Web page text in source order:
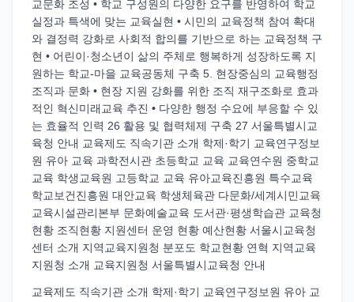
교문화 조성 • 학교 구성원의 다양한 요구를 반영하여 학교
실정과 특색에 맞는 교육실현 • 시민의 교육정책 참여 확대
와 결정력 강화로 사회적 합의를 기반으로 하는 교육정책 구
현 • 어린이·청소년이 삶의 주체로 행복하게 성장하도록 지
원하는 학교-마을 교육공동체 구축 5. 현장중심의 교육행정
조직과 문화 • 현장 지원 강화를 위한 조직 재구조화로 효과
적인 혁신미래교육 추진 • 다양한 행정 수요에 부응할 수 있
는 효율적 인력 26 활용 및 협력체제 구축 27 서울특별시교
육청 안내 교육제도 직속기관 소개 학제·학기 교육연구정보
원 유아 교육 과학전시관 초등학교 교육 교육연수원 중학교
교육 학생교육원 고등학교 교육 유아교육진흥원 특수교육
학교보건진흥원 대안교육 학생체육관 다문화/세계시민교육
교육시설관리본부 문화예술교육 도서관·평생학습관 교육청
현황 조직현황 지원센터 운영 현황 예산현황 서울시교육청
센터 소개 지역교육지원청 분포도 학교현황 연혁 지역교육
지원청 소개 교육지원청 서울특별시교육청 안내
교육제도 직속기관 소개 학제·학기 교육연구정보원 유아 교